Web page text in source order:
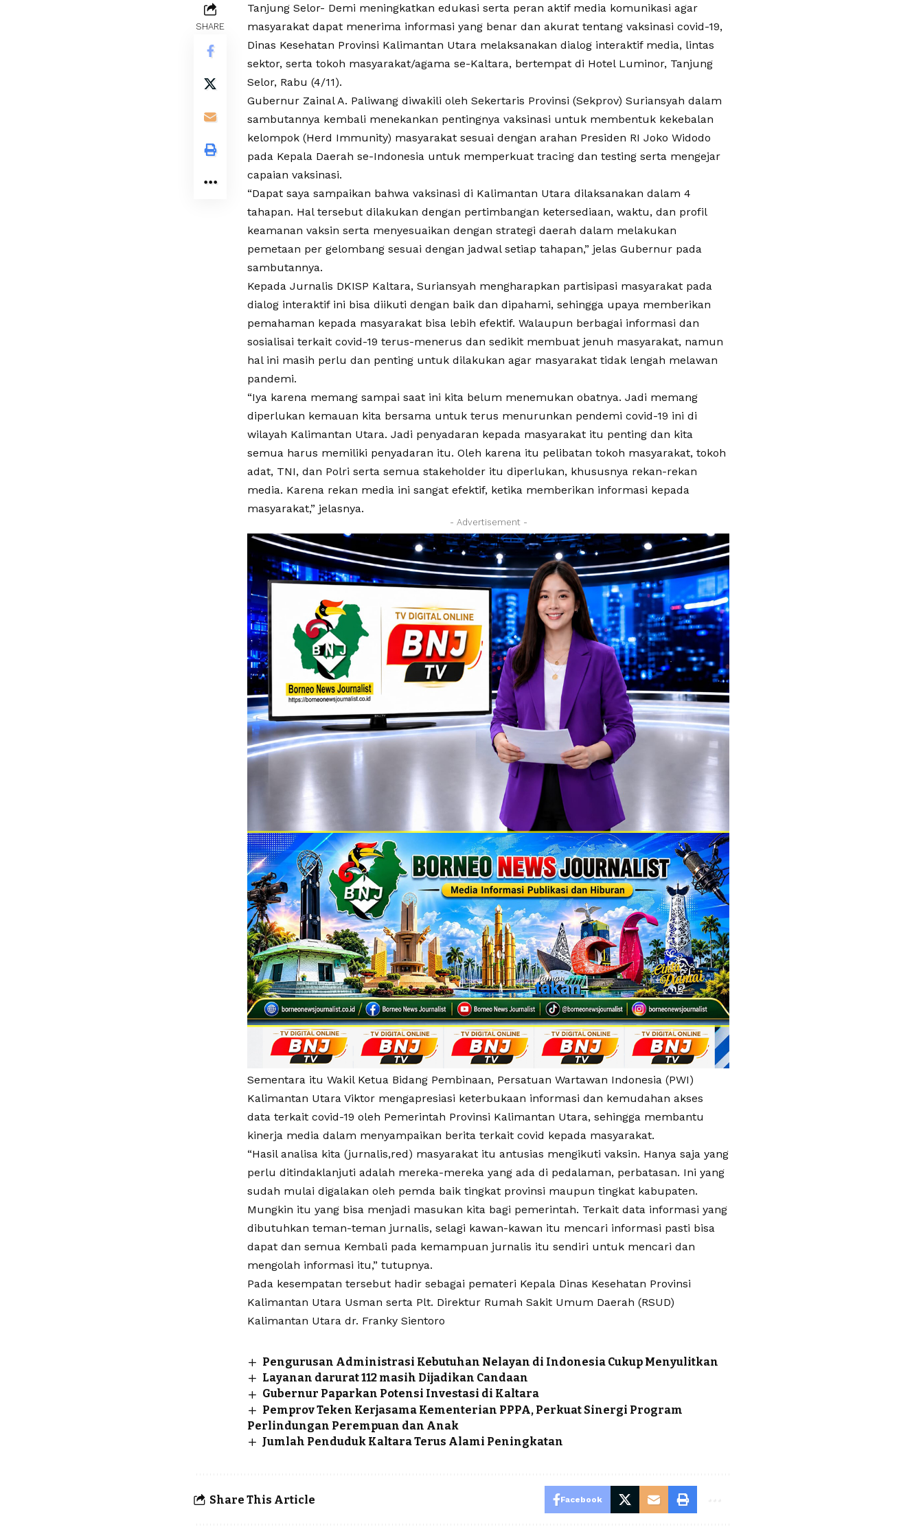
SHARE
Tanjung Selor- Demi meningkatkan edukasi serta peran aktif media komunikasi agar
masyarakat dapat menerima informasi yang benar dan akurat tentang vaksinasi covid-19,
Dinas Kesehatan Provinsi Kalimantan Utara melaksanakan dialog interaktif media, lintas
sektor, serta tokoh masyarakat/agama se-Kaltara, bertempat di Hotel Luminor, Tanjung
Selor, Rabu (4/11).
Gubernur Zainal A. Paliwang diwakili oleh Sekertaris Provinsi (Sekprov) Suriansyah dalam
sambutannya kembali menekankan pentingnya vaksinasi untuk membentuk kekebalan
kelompok (Herd Immunity) masyarakat sesuai dengan arahan Presiden RI Joko Widodo
pada Kepala Daerah se-Indonesia untuk memperkuat tracing dan testing serta mengejar
capaian vaksinasi.
“Dapat saya sampaikan bahwa vaksinasi di Kalimantan Utara dilaksanakan dalam 4
tahapan. Hal tersebut dilakukan dengan pertimbangan ketersediaan, waktu, dan profil
keamanan vaksin serta menyesuaikan dengan strategi daerah dalam melakukan
pemetaan per gelombang sesuai dengan jadwal setiap tahapan,” jelas Gubernur pada
sambutannya.
Kepada Jurnalis DKISP Kaltara, Suriansyah mengharapkan partisipasi masyarakat pada
dialog interaktif ini bisa diikuti dengan baik dan dipahami, sehingga upaya memberikan
pemahaman kepada masyarakat bisa lebih efektif. Walaupun berbagai informasi dan
sosialisai terkait covid-19 terus-menerus dan sedikit membuat jenuh masyarakat, namun
hal ini masih perlu dan penting untuk dilakukan agar masyarakat tidak lengah melawan
pandemi.
“Iya karena memang sampai saat ini kita belum menemukan obatnya. Jadi memang
diperlukan kemauan kita bersama untuk terus menurunkan pendemi covid-19 ini di
wilayah Kalimantan Utara. Jadi penyadaran kepada masyarakat itu penting dan kita
semua harus memiliki penyadaran itu. Oleh karena itu pelibatan tokoh masyarakat, tokoh
adat, TNI, dan Polri serta semua stakeholder itu diperlukan, khususnya rekan-rekan
media. Karena rekan media ini sangat efektif, ketika memberikan informasi kepada
masyarakat,” jelasnya.
- Advertisement -
Sementara itu Wakil Ketua Bidang Pembinaan, Persatuan Wartawan Indonesia (PWI)
Kalimantan Utara Viktor mengapresiasi keterbukaan informasi dan kemudahan akses
data terkait covid-19 oleh Pemerintah Provinsi Kalimantan Utara, sehingga membantu
kinerja media dalam menyampaikan berita terkait covid kepada masyarakat.
“Hasil analisa kita (jurnalis,red) masyarakat itu antusias mengikuti vaksin. Hanya saja yang
perlu ditindaklanjuti adalah mereka-mereka yang ada di pedalaman, perbatasan. Ini yang
sudah mulai digalakan oleh pemda baik tingkat provinsi maupun tingkat kabupaten.
Mungkin itu yang bisa menjadi masukan kita bagi pemerintah. Terkait data informasi yang
dibutuhkan teman-teman jurnalis, selagi kawan-kawan itu mencari informasi pasti bisa
dapat dan semua Kembali pada kemampuan jurnalis itu sendiri untuk mencari dan
mengolah informasi itu,” tutupnya.
Pada kesempatan tersebut hadir sebagai pemateri Kepala Dinas Kesehatan Provinsi
Kalimantan Utara Usman serta Plt. Direktur Rumah Sakit Umum Daerah (RSUD)
Kalimantan Utara dr. Franky Sientoro
Pengurusan Administrasi Kebutuhan Nelayan di Indonesia Cukup Menyulitkan
Layanan darurat 112 masih Dijadikan Candaan
Gubernur Paparkan Potensi Investasi di Kaltara
Pemprov Teken Kerjasama Kementerian PPPA, Perkuat Sinergi Program
Perlindungan Perempuan dan Anak
Jumlah Penduduk Kaltara Terus Alami Peningkatan
Share This Article Facebook